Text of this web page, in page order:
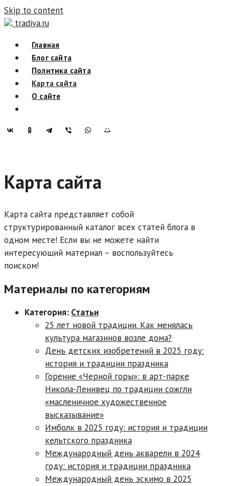
Skip to content
tradiva.ru
Главная
Блог сайта
Политика сайта
Карта сайта
О сайте
Карта сайта
Карта сайта представляет собой
структурированный каталог всех статей блога в
одном месте! Если вы не можете найти
интересующий материал – воспользуйтесь
поиском!
Материалы по категориям
Категория: Статьи
25 лет новой традиции. Как менялась
культура магазинов возле дома?
День детских изобретений в 2025 году:
история и традиции праздника
Горение «Черной горы»: в арт-парке
Никола-Ленивец по традиции сожгли
«масленичное художественное
высказывание»
Имболк в 2025 году: история и традиции
кельтского праздника
Международный день акварели в 2024
году: история и традиции праздника
Международный день эскимо в 2025